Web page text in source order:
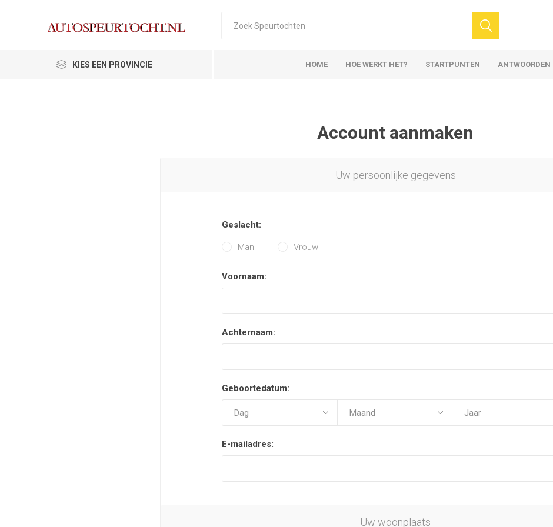
KIES EEN PROVINCIE HOME HOE WERKT HET? STARTPUNTEN ANTWOORDEN
Account aanmaken
Uw persoonlijke gegevens
Geslacht:
Man Vrouw
Voornaam:
Achternaam:
Geboortedatum:
E-mailadres:
Uw woonplaats